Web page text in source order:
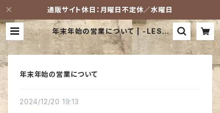
通販サイト休日：月曜日不定休／水曜日
年末年始の営業について | -LESS
(レス) 革鞄ショップ
年末年始の営業について
2024/12/20 19:13